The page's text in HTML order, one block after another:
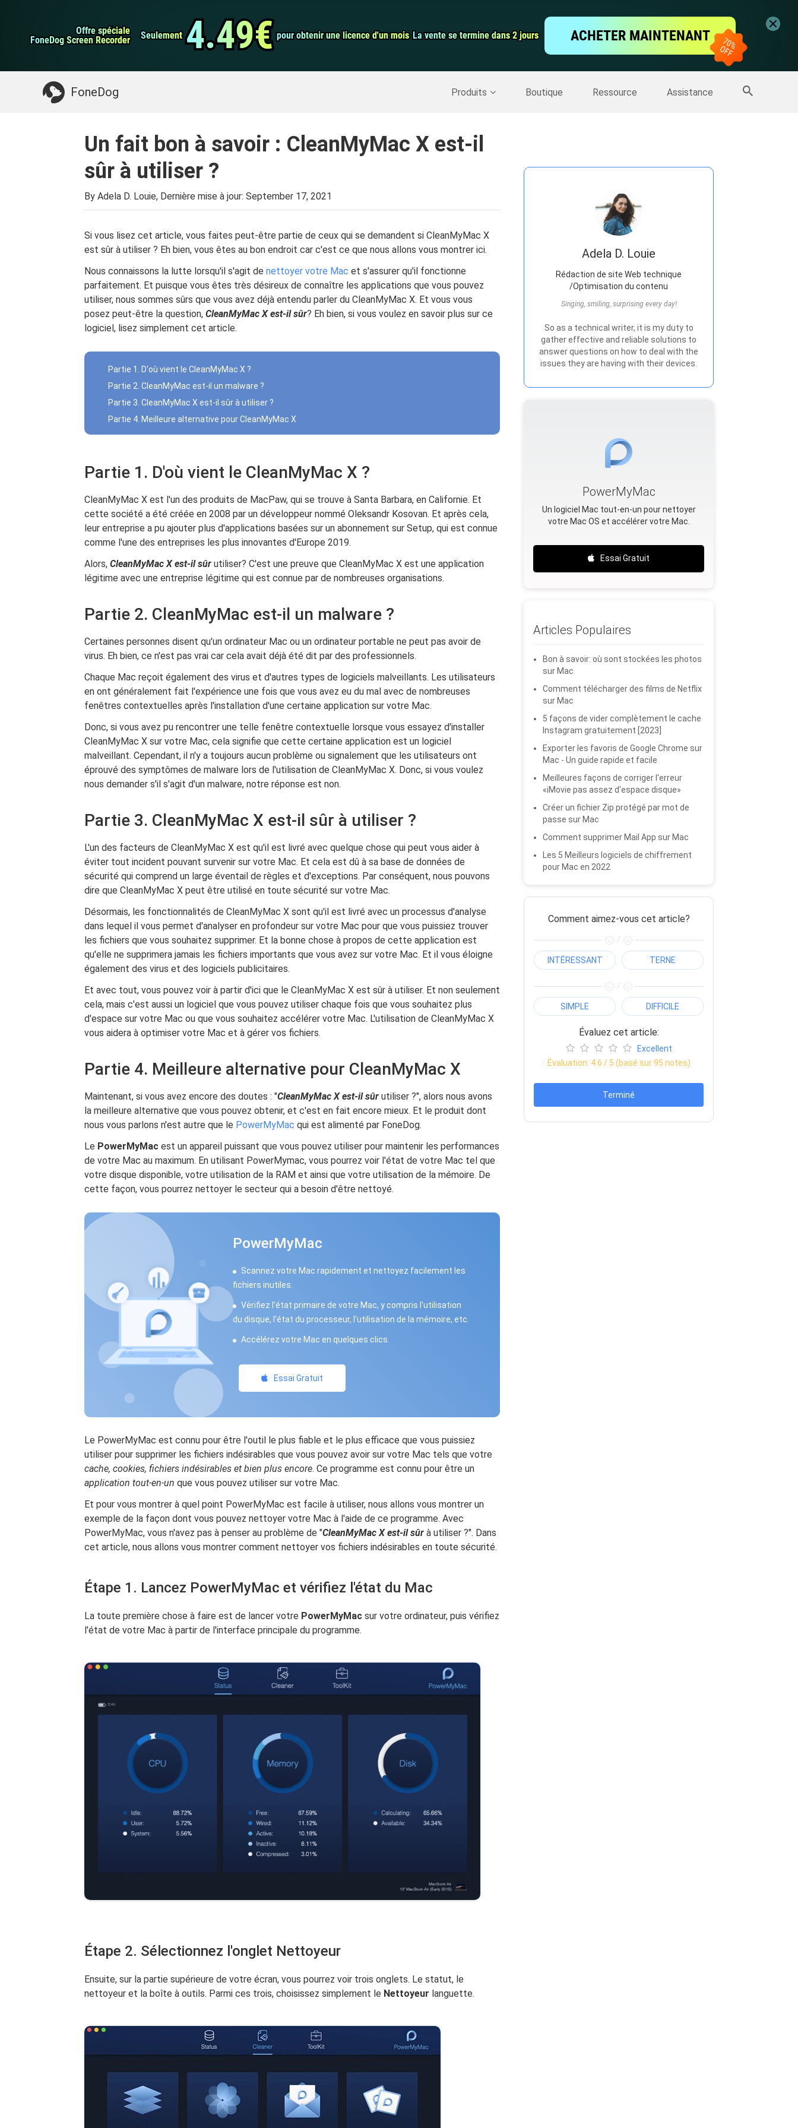
Offre spéciale
Offre spéciale
FoneDog Screen Recorder
FoneDog Screen Recorder Seulement
Seulement 4.49€
4.49€ pour obtenir une licence d'un mois
pour obtenir une licence d'un mois La vente se termine dans 2 jours
La vente se termine dans 2 jours ACHETER MAINTENANT
FoneDog Produits Boutique Ressource Assistance
Nettoyeur d'iPhone
données Android
Enregistreur d'écran
Quelque chose dont vous pourriez avoir besoin: Récupérer les données supprimées Sauvegarde IPhone>>Plus de produits
Un fait bon à savoir : CleanMyMac X est-il
sûr à utiliser ?
By Adela D. Louie, Dernière mise à jour: September 17, 2021
Si vous lisez cet article, vous faites peut-être partie de ceux qui se demandent si CleanMyMac X
est sûr à utiliser ? Eh bien, vous êtes au bon endroit car c'est ce que nous allons vous montrer ici.
Nous connaissons la lutte lorsqu'il s'agit de nettoyer votre Mac et s'assurer qu'il fonctionne
parfaitement. Et puisque vous êtes très désireux de connaître les applications que vous pouvez
utiliser, nous sommes sûrs que vous avez déjà entendu parler du CleanMyMac X. Et vous vous
posez peut-être la question, CleanMyMac X est-il sûr? Eh bien, si vous voulez en savoir plus sur ce
logiciel, lisez simplement cet article.
Partie 1. D'où vient le CleanMyMac X ?
Partie 2. CleanMyMac est-il un malware ?
Partie 3. CleanMyMac X est-il sûr à utiliser ?
Partie 4. Meilleure alternative pour CleanMyMac X
Partie 1. D'où vient le CleanMyMac X ?
CleanMyMac X est l'un des produits de MacPaw, qui se trouve à Santa Barbara, en Californie. Et
cette société a été créée en 2008 par un développeur nommé Oleksandr Kosovan. Et après cela,
leur entreprise a pu ajouter plus d'applications basées sur un abonnement sur Setup, qui est connue
comme l'une des entreprises les plus innovantes d'Europe 2019.
Alors, CleanMyMac X est-il sûr utiliser? C'est une preuve que CleanMyMac X est une application
légitime avec une entreprise légitime qui est connue par de nombreuses organisations.
Partie 2. CleanMyMac est-il un malware ?
Certaines personnes disent qu'un ordinateur Mac ou un ordinateur portable ne peut pas avoir de
virus. Eh bien, ce n'est pas vrai car cela avait déjà été dit par des professionnels.
Chaque Mac reçoit également des virus et d'autres types de logiciels malveillants. Les utilisateurs
en ont généralement fait l'expérience une fois que vous avez eu du mal avec de nombreuses
fenêtres contextuelles après l'installation d'une certaine application sur votre Mac.
Donc, si vous avez pu rencontrer une telle fenêtre contextuelle lorsque vous essayez d'installer
CleanMyMac X sur votre Mac, cela signifie que cette certaine application est un logiciel
malveillant. Cependant, il n'y a toujours aucun problème ou signalement que les utilisateurs ont
éprouvé des symptômes de malware lors de l'utilisation de CleanMyMac X. Donc, si vous voulez
nous demander s'il s'agit d'un malware, notre réponse est non.
Partie 3. CleanMyMac X est-il sûr à utiliser ?
L'un des facteurs de CleanMyMac X est qu'il est livré avec quelque chose qui peut vous aider à
éviter tout incident pouvant survenir sur votre Mac. Et cela est dû à sa base de données de
sécurité qui comprend un large éventail de règles et d'exceptions. Par conséquent, nous pouvons
dire que CleanMyMac X peut être utilisé en toute sécurité sur votre Mac.
Désormais, les fonctionnalités de CleanMyMac X sont qu'il est livré avec un processus d'analyse
dans lequel il vous permet d'analyser en profondeur sur votre Mac pour que vous puissiez trouver
les fichiers que vous souhaitez supprimer. Et la bonne chose à propos de cette application est
qu'elle ne supprimera jamais les fichiers importants que vous avez sur votre Mac. Et il vous éloigne
également des virus et des logiciels publicitaires.
Et avec tout, vous pouvez voir à partir d'ici que le CleanMyMac X est sûr à utiliser. Et non seulement
cela, mais c'est aussi un logiciel que vous pouvez utiliser chaque fois que vous souhaitez plus
d'espace sur votre Mac ou que vous souhaitez accélérer votre Mac. L'utilisation de CleanMyMac X
vous aidera à optimiser votre Mac et à gérer vos fichiers.
Partie 4. Meilleure alternative pour CleanMyMac X
Maintenant, si vous avez encore des doutes : "CleanMyMac X est-il sûr utiliser ?", alors nous avons
la meilleure alternative que vous pouvez obtenir, et c'est en fait encore mieux. Et le produit dont
nous vous parlons n'est autre que le PowerMyMac qui est alimenté par FoneDog.
Le PowerMyMac est un appareil puissant que vous pouvez utiliser pour maintenir les performances
de votre Mac au maximum. En utilisant PowerMymac, vous pourrez voir l'état de votre Mac tel que
votre disque disponible, votre utilisation de la RAM et ainsi que votre utilisation de la mémoire. De
cette façon, vous pourrez nettoyer le secteur qui a besoin d'être nettoyé.
PowerMyMac
Scannez votre Mac rapidement et nettoyez facilement les
fichiers inutiles.
Vérifiez l'état primaire de votre Mac, y compris l'utilisation
du disque, l'état du processeur, l'utilisation de la mémoire, etc.
Accélérez votre Mac en quelques clics.
Essai Gratuit
Le PowerMyMac est connu pour être l'outil le plus fiable et le plus efficace que vous puissiez
utiliser pour supprimer les fichiers indésirables que vous pouvez avoir sur votre Mac tels que votre
cache, cookies, fichiers indésirables et bien plus encore. Ce programme est connu pour être un
application tout-en-un que vous pouvez utiliser sur votre Mac.
Et pour vous montrer à quel point PowerMyMac est facile à utiliser, nous allons vous montrer un
exemple de la façon dont vous pouvez nettoyer votre Mac à l'aide de ce programme. Avec
PowerMyMac, vous n'avez pas à penser au problème de "CleanMyMac X est-il sûr à utiliser ?". Dans
cet article, nous allons vous montrer comment nettoyer vos fichiers indésirables en toute sécurité.
Étape 1. Lancez PowerMyMac et vérifiez l'état du Mac
La toute première chose à faire est de lancer votre PowerMyMac sur votre ordinateur, puis vérifiez
l'état de votre Mac à partir de l'interface principale du programme.
Étape 2. Sélectionnez l'onglet Nettoyeur
Ensuite, sur la partie supérieure de votre écran, vous pourrez voir trois onglets. Le statut, le
nettoyeur et la boîte à outils. Parmi ces trois, choisissez simplement le Nettoyeur languette.
Adela D. Louie
Rédaction de site Web technique
/Optimisation du contenu
Singing, smiling, surprising every day!
So as a technical writer, it is my duty to
gather effective and reliable solutions to
answer questions on how to deal with the
issues they are having with their devices.
PowerMyMac
Un logiciel Mac tout-en-un pour nettoyer
votre Mac OS et accélérer votre Mac.
Essai Gratuit
Articles Populaires
Bon à savoir: où sont stockées les photos
sur Mac
Comment télécharger des films de Netflix
sur Mac
5 façons de vider complètement le cache
Instagram gratuitement [2023]
Exporter les favoris de Google Chrome sur
Mac - Un guide rapide et facile
Meilleures façons de corriger l'erreur
«iMovie pas assez d'espace disque»
Créer un fichier Zip protégé par mot de
passe sur Mac
Comment supprimer Mail App sur Mac
Les 5 Meilleurs logiciels de chiffrement
pour Mac en 2022
Comment aimez-vous cet article?
/
INTÉRESSANT TERNE
/
SIMPLE DIFFICILE
Évaluez cet article:
Excellent
Évaluation: 4.6 / 5 (basé sur95 notes)
Terminé